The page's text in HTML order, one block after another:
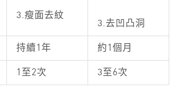
3.瘦面去紋
3.去凹凸洞
持續1年 約1個月
1至2次 3至6次